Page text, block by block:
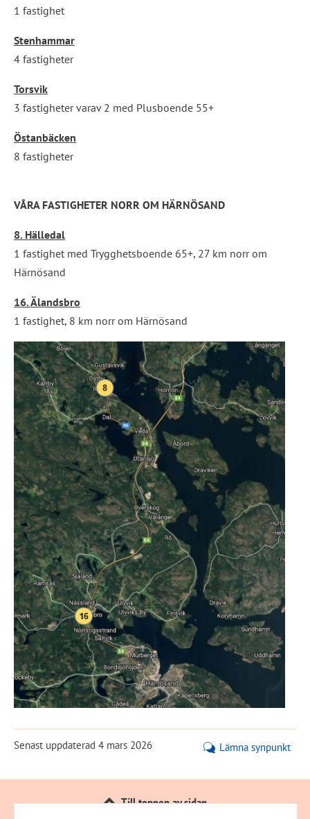
1 fastighet
Stenhammar
4 fastigheter
Torsvik
3 fastigheter varav 2 med Plusboende 55+
Östanbäcken
8 fastigheter
VÅRA FASTIGHETER NORR OM HÄRNÖSAND
8. Hälledal
1 fastighet med Trygghetsboende 65+, 27 km norr om
Härnösand
16. Älandsbro
1 fastighet, 8 km norr om Härnösand
Senast uppdaterad 4 mars 2026 Lämna synpunkt
Till toppen av sidan